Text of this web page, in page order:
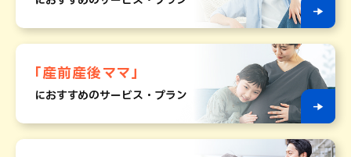
「産前産後ママ」
におすすめのサービス・プラン